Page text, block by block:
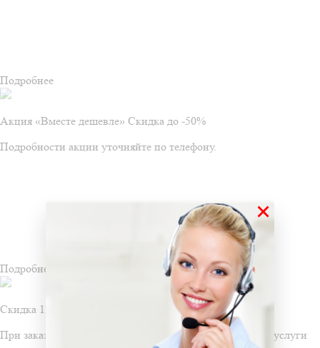
Подробнее
Акция «Вместе дешевле» Скидка до -50%
Подробности акции уточняйте по телефону.
Подробнее
Скидка 12% на дезинфекцию
При заказе услуг дезодорации, вы получаете скидку на услуги
×